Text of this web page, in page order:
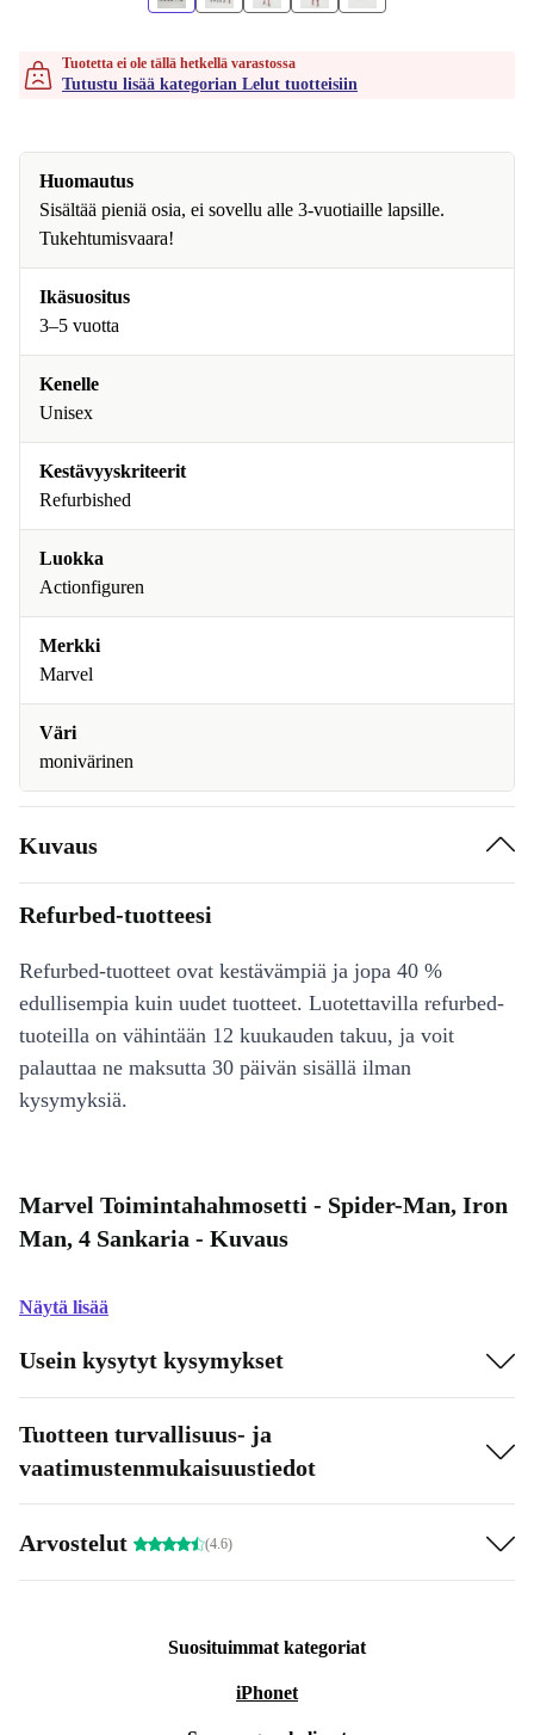
Tuotetta ei ole tällä hetkellä varastossa
Tutustu lisää kategorian Lelut tuotteisiin
Huomautus
Sisältää pieniä osia, ei sovellu alle 3-vuotiaille lapsille.
Tukehtumisvaara!
Ikäsuositus
3–5 vuotta
Kenelle
Unisex
Kestävyyskriteerit
Refurbished
Luokka
Actionfiguren
Merkki
Marvel
Väri
monivärinen
Kuvaus
Refurbed-tuotteesi
Refurbed-tuotteet ovat kestävämpiä ja jopa 40 %
edullisempia kuin uudet tuotteet. Luotettavilla refurbed-
tuoteilla on vähintään 12 kuukauden takuu, ja voit
palauttaa ne maksutta 30 päivän sisällä ilman
kysymyksiä.
Marvel Toimintahahmosetti - Spider-Man, Iron
Man, 4 Sankaria - Kuvaus
Näytä lisää
Usein kysytyt kysymykset
Tuotteen turvallisuus- ja
vaatimustenmukaisuustiedot
Arvostelut (4.6)
Suosituimmat kategoriat
iPhonet